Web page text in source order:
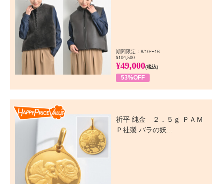
期間限定：8/10〜16
¥104,500
¥49,000(税込)
53%OFF
祈平 純金 ２．５ｇ ＰＡＭ
Ｐ社製 バラの妖...